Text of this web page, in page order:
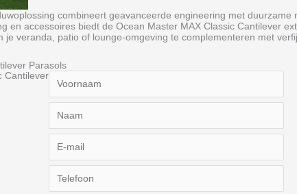
combineert geavanceerde engineering met
en accessoires biedt de Ocean Master MAX Classic Cantilever
je veranda, patio of lounge‑omgeving te complementeren met
Cantilever